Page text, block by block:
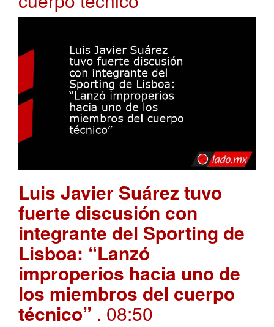
Luis Javier Suárez tuvo
fuerte discusión con
integrante del Sporting de
Lisboa: “Lanzó
improperios hacia uno de
los miembros del cuerpo
técnico” . 08:50